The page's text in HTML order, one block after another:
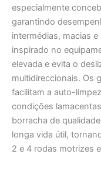
especialmente
garantindo
intermédias, macias
inspirado no
elevada e evita o
multidireccionais. Os
facilitam a auto-
condições
borracha de
longa vida útil,
2 e 4 rodas motrizes